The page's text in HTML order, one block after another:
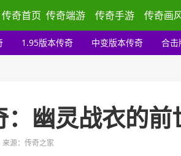
传奇首页 传奇端游 传奇手游 传奇画
1.95版本传奇 中变版本传奇 合击
：幽灵战衣的前
来源：传奇之家